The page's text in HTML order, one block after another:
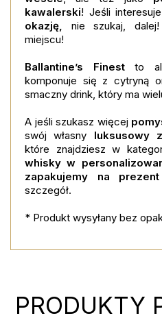
kawalerski! Jeśli
okazję, nie szukaj,
miejscu!
Ballantine’s Finestto
komponuje się z cytryną
smaczny drink, który ma
A jeśli szukasz więcej
swój własny luksusowy
które znajdziesz w
whisky w
zapakujemy na prezent
szczegół.
* Produkt wysyłany bez
PRODUKTY